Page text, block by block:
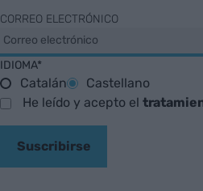
CORREO ELECTRÓNICO
IDIOMA*
Catalán
Castellano
He leído y acepto el
Suscribirse